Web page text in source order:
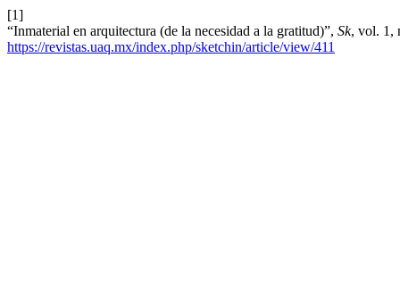
[1]
“Inmaterial en arquitectura (de la necesidad a la gratitud)”, Sk, vol. 1,
https://revistas.uaq.mx/index.php/sketchin/article/view/411